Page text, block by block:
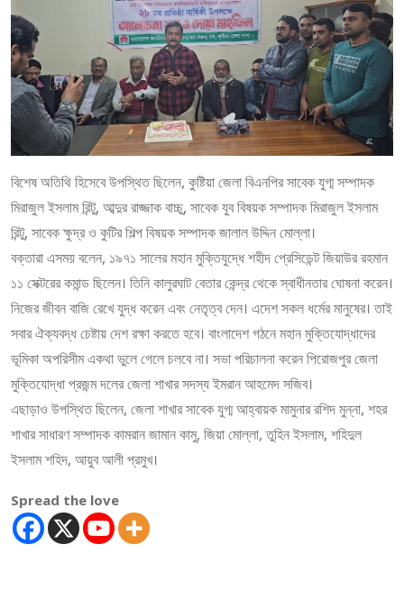
বিশেষ অতিথি হিসেবে উপস্থিত ছিলেন, কুষ্টিয়া জেলা বিএনপির সাবেক যুগ্ম সম্পাদক
মিরাজুল ইসলাম রিন্টু, আব্দুর রাজ্জাক বাচ্চু, সাবেক যুব বিষয়ক সম্পাদক মিরাজুল ইসলাম
রিন্টু, সাবেক ক্ষুদ্র ও কুটির শিল্প বিষয়ক সম্পাদক জালাল উদ্দিন মোল্লা।
বক্তারা এসময় বলেন, ১৯৭১ সালের মহান মুক্তিযুদ্ধে শহীদ প্রেসিডেন্ট জিয়াউর রহমান
১১ সেক্টরের কমান্ড ছিলেন। তিনি কালুরঘাট বেতার কেন্দ্র থেকে স্বাধীনতার ঘোষনা করেন।
নিজের জীবন বাজি রেখে যুদ্ধ করেন এবং নেতৃত্ব দেন। এদেশ সকল ধর্মের মানুষের। তাই
সবার ঐক্যবদ্ধ চেষ্টায় দেশ রক্ষা করতে হবে। বাংলাদেশ গঠনে মহান মুক্তিযোদ্ধাদের
ভূমিকা অপরিসীম একথা ভুলে গেলে চলবে না। সভা পরিচালনা করেন পিরোজপুর জেলা
মুক্তিযোদ্ধা প্রজন্ম দলের জেলা শাখার সদস্য ইমরান আহমেদ সজিব।
এছাড়াও উপস্থিত ছিলেন, জেলা শাখার সাবেক যুগ্ম আহ্বায়ক মামুনার রশিদ মুন্না, শহর
শাখার সাধারণ সম্পাদক কামরান জামান কামু, জিয়া মোল্লা, তুহিন ইসলাম, শহিদুল
ইসলাম শহিদ, আয়ুব আলী প্রমুখ।
Spread the love